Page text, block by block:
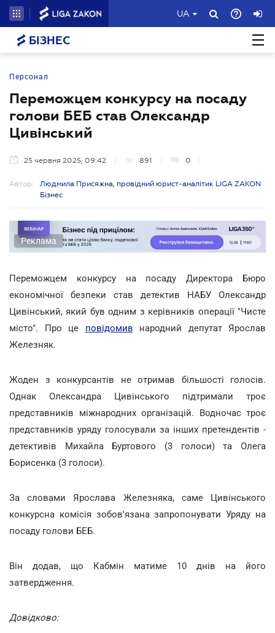
UA
БІЗНЕС
Персонал
Переможцем конкурсу на посаду
голови БЕБ став Олександр
Цивінський
25 червня 2025, 09:42 891 0
Автор:
Людмила Присяжна, провідний юрист-аналітик LIGA ZAKON
Бізнес
Реклама
Переможцем конкурсу на посаду Директора Бюро
економічної безпеки став детектив НАБУ Олександр
Цивінський, який був одним з керівників операції "Чисте
місто". Про це повідомив народний депутат Ярослав
Железняк.
Жоден з конкурсантів не отримав більшості голосів.
Однак Олександра Цивінського підтримали троє
представників міжнародних організацій. Водночас троє
представників уряду голосували за інших претендентів -
детективів Михайла Буртового (3 голоси) та Олега
Борисенка (3 голоси).
За словами Ярослава Железняка, саме Цивінського
конкурсна комісія зобов'язана запропонувати Уряду на
посаду голови БЕБ.
Він додав, що Кабмін матиме 10 днів на його
затвердження.
Довідково: